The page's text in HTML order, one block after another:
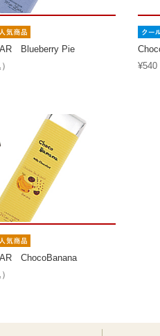
Blueberry Pie
¥540
ChocoBanana